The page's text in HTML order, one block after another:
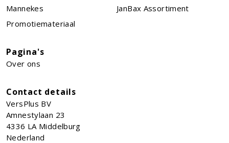
Mannekes
JanBax Assortiment
Promotiemateriaal
Pagina's
Over ons
Contact details
VersPlus BV
Amnestylaan 23
4336 LA Middelburg
Nederland